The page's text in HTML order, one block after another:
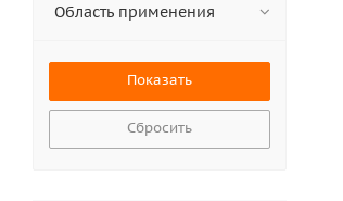
Область применения
Сбросить